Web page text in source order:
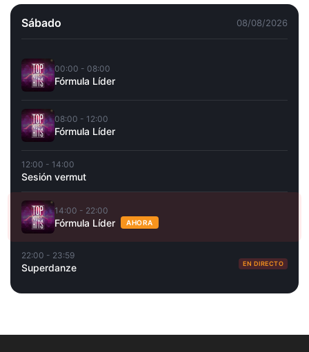
Sábado 08/08/2026
00:00 - 08:00
Fórmula Líder
08:00 - 12:00
Fórmula Líder
12:00 - 14:00
Sesión vermut
14:00 - 22:00
Fórmula Líder AHORA
22:00 - 23:59
Superdanze EN DIRECTO